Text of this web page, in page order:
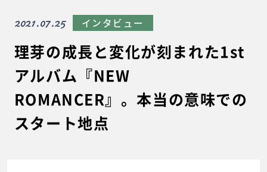
理芽の成長と変化が刻まれた1st
アルバム『NEW
ROMANCER』。本当の意味での
スタート地点
2021.07.25 インタビュー